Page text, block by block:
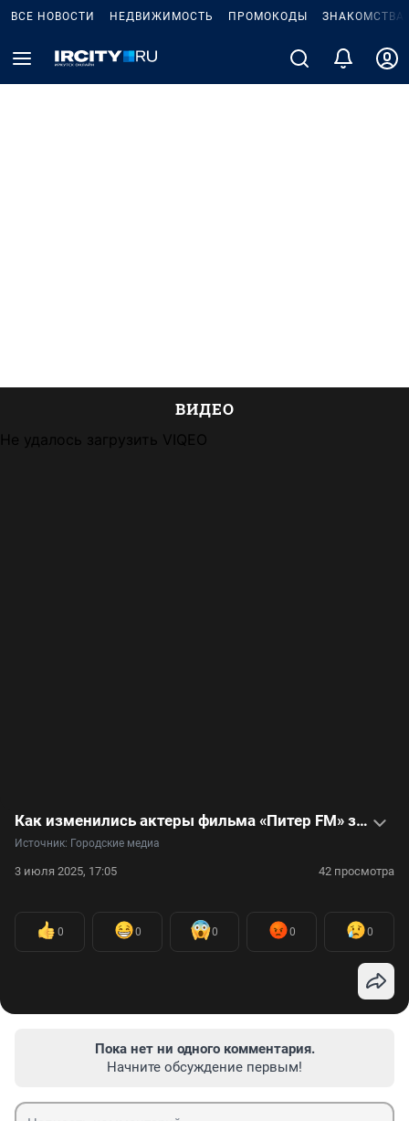
ВСЕ НОВОСТИ НЕДВИЖИМОСТЬ ПРОМОКОДЫ ЗНАКОМСТВА
ВИДЕО
Не удалось загрузить VIQEO
Как изменились актеры фильма «Питер FM» за 20 лет. Видео
Источник: Городские медиа
3 июля 2025, 17:05 42 просмотра
0 0 0 0 0
Пока нет ни одного комментария.
Начните обсуждение первым!